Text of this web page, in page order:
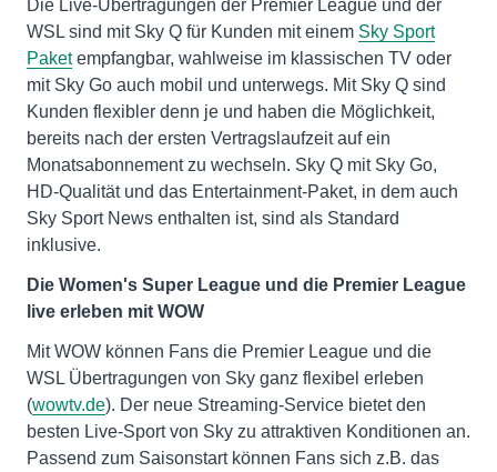
Die Live-Übertragungen der Premier League und der
WSL sind mit Sky Q für Kunden mit einem Sky Sport
Paketempfangbar, wahlweise im klassischen TV oder
mit Sky Go auch mobil und unterwegs. Mit Sky Q sind
Kunden flexibler denn je und haben die Möglichkeit,
bereits nach der ersten Vertragslaufzeit auf ein
Monatsabonnement zu wechseln. Sky Q mit Sky Go,
HD-Qualität und das Entertainment-Paket, in dem auch
Sky Sport News enthalten ist, sind als Standard
inklusive.
Die Women's Super League und die Premier League
live erleben mit WOW
Mit WOW können Fans die Premier League und die
WSL Übertragungen von Sky ganz flexibel erleben
(wowtv.de). Der neue Streaming-Service bietet den
besten Live-Sport von Sky zu attraktiven Konditionen an.
Passend zum Saisonstart können Fans sich z.B. das